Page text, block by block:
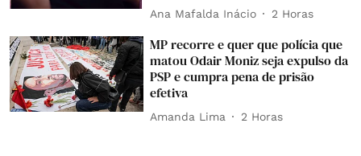
Ana Mafalda Inácio 2 Horas
MP recorre e quer que polícia que
matou Odair Moniz seja expulso da
PSP e cumpra pena de prisão
efetiva
Amanda Lima 2 Horas